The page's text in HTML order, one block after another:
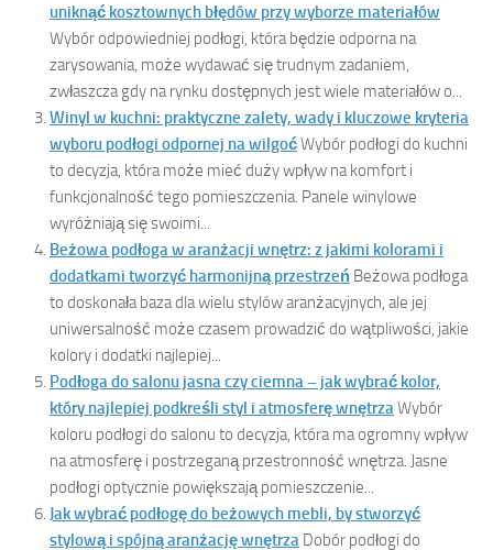
uniknąć kosztownych błędów przy wyborze materiałów
Wybór odpowiedniej podłogi, która będzie odporna na
zarysowania, może wydawać się trudnym zadaniem,
zwłaszcza gdy na rynku dostępnych jest wiele materiałów o...
Winyl w kuchni: praktyczne zalety, wady i kluczowe kryteria
wyboru podłogi odpornej na wilgoćWybór podłogi do kuchni
to decyzja, która może mieć duży wpływ na komfort i
funkcjonalność tego pomieszczenia. Panele winylowe
wyróżniają się swoimi...
Beżowa podłoga w aranżacji wnętrz: z jakimi kolorami i
dodatkami tworzyć harmonijną przestrzeń Beżowa podłoga
to doskonała baza dla wielu stylów aranżacyjnych, ale jej
uniwersalność może czasem prowadzić do wątpliwości, jakie
kolory i dodatki najlepiej...
Podłoga do salonu jasna czy ciemna – jak wybrać kolor,
który najlepiej podkreśli styl i atmosferę wnętrza Wybór
koloru podłogi do salonu to decyzja, która ma ogromny wpływ
na atmosferę i postrzeganą przestronność wnętrza. Jasne
podłogi optycznie powiększają pomieszczenie...
Jak wybrać podłogę do beżowych mebli, by stworzyć
stylową i spójną aranżację wnętrza Dobór podłogi do